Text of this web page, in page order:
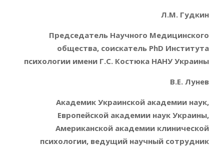
Л.М. Гудкин
Председатель Научного Медицинского
общества, соискатель PhD Института
психологии имени Г.С. Костюка НАНУ Украины
В.Е. Лунев
Академик Украинской академии наук,
Европейской академии наук Украины,
Американской академии клинической
психологии, ведущий научный сотрудник